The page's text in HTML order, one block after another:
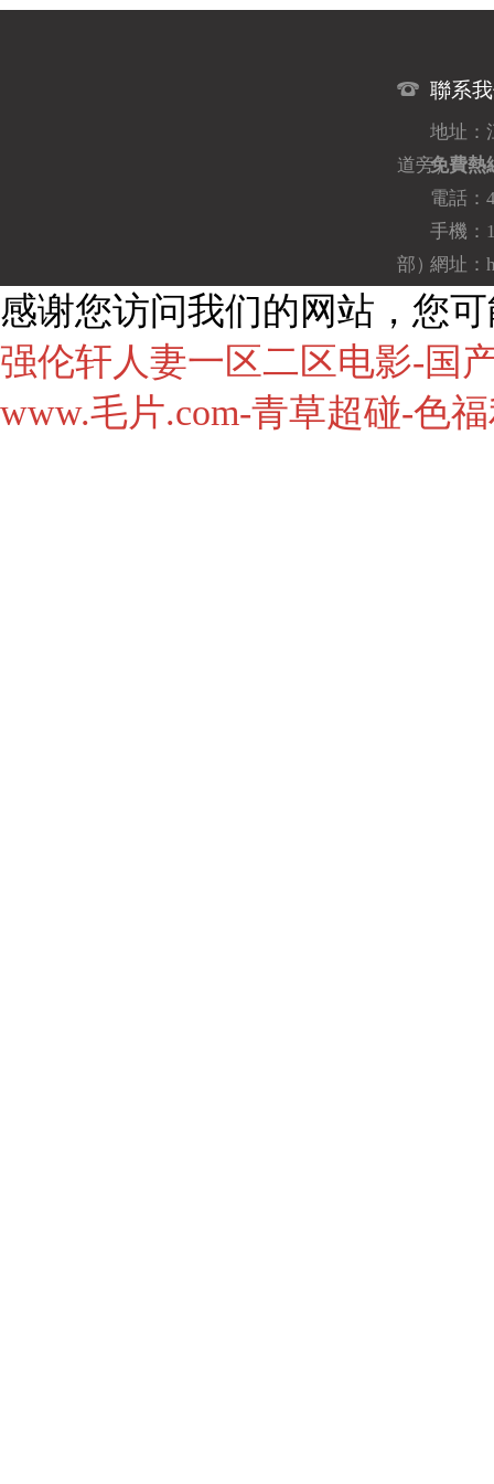
聯系
地址：
道旁）免費熱
電話：
手機：
部）網址：
感谢您访问我们的网站，您
强伦轩人妻一区二区电影-国
www.毛片.com-青草超碰-色